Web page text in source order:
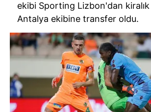
ekibi Sporting Lizbon'dan
Antalya ekibine transfer oldu.